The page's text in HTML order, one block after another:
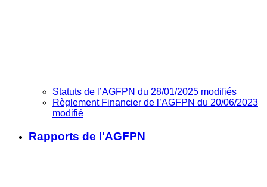
Statuts de l’AGFPN du 28/01/2025 modifiés
Règlement Financier de l’AGFPN du 20/06/2023
modifié
Rapports de l'AGFPN